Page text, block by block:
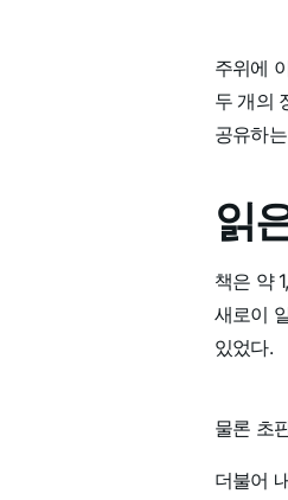
주위에
두 개의
공유하
읽
책은 약
새로이
있었다.
물론 초
더불어